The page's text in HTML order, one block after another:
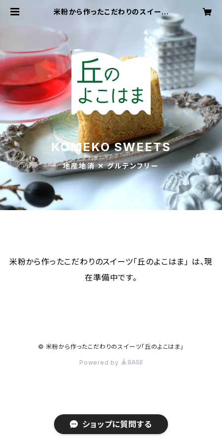
米粉から作ったこだわりのスイーツ
KOMEKO SWEETS
地産地消 ✕ グルテンフリー
米粉から作ったこだわりのスイーツ「丘のよこはま」 は、現
在準備中です。
© 米粉から作ったこだわりのスイーツ「丘のよこはま」
Powered by
ショップに質問する